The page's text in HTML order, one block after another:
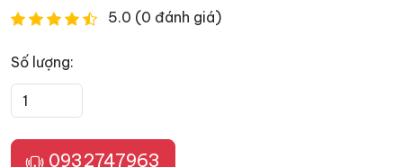
5.0 (0 đánh giá)
Số lượng:
0932747963